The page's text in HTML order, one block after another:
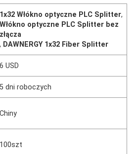
1x32 Włókno optyczne PLC Splitter,
Włókno optyczne PLC Splitter bez
złącza
, DAWNERGY 1x32 Fiber Splitter
6 USD
5 dni roboczych
Chiny
100szt